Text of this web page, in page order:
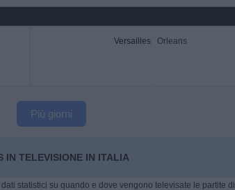
Versailles Orleans
Più giorni
IN TELEVISIONE IN ITALIA
statistici su quando e dove vengono televisate le partite di